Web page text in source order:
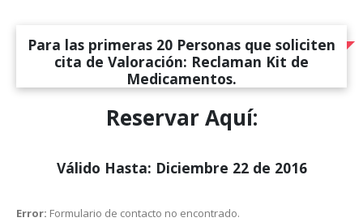
Para las primeras 20 Personas que soliciten
cita de Valoración: Reclaman Kit de
Medicamentos.
Reservar Aquí:
Válido Hasta: Diciembre 22 de 2016
Error: Formulario de contacto no encontrado.